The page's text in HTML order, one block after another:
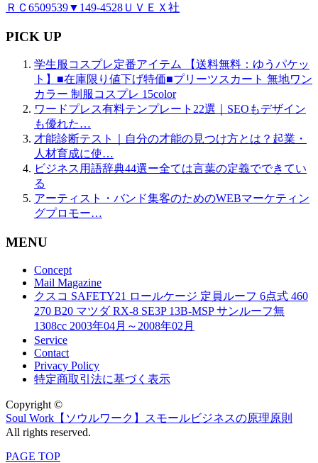
ＲＣ6509539▼149-4528ＵＶＥＸ社
PICK UP
学生服コスプレ定番アイテム 【送料無料：ゆうパケッ
ト】■在庫限り値下げ特価■プリーツスカート 無地ワン
カラー 制服コスプレ 15color
ワードプレス有料テンプレート22選｜SEOもデザイン
も優れた…
才能診断テスト｜自分の才能の見つけ方とは？起業・
人材育成に使…
ビジネス用語辞典44選ー全ては言葉の定義でできてい
る
アーティスト・バンド集客のためのWEBマーケティン
グプロモー…
MENU
Concept
Mail Magazine
クスコ SAFETY21 ロールケージ 定員ルーフ 6点式 460
270 B20 マツダ RX-8 SE3P 13B-MSP サンルーフ無
1308cc 2003年04月～2008年02月
Service
Contact
Privacy Policy
特定商取引法に基づく表示
Copyright ©
Soul Work【ソウルワーク】スモールビジネスの原理原則
All rights reserved.
PAGE TOP